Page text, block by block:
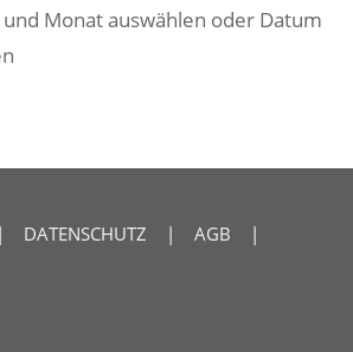
Monat auswählen oder Datum
DATENSCHUTZ | AGB |